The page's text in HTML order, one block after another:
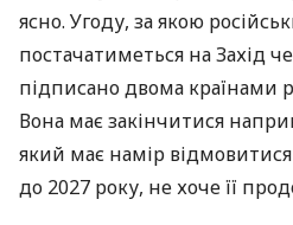
ясно. Угоду, за якою
постачатиметься на Захід
підписано двома країнами
Вона має закінчитися
який має намір відмовитися
до 2027 року, не хоче її